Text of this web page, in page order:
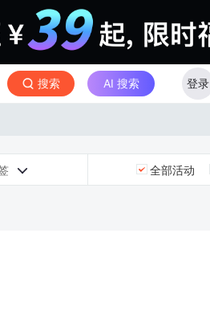
搜索 AI 搜索 登录
 全部活动